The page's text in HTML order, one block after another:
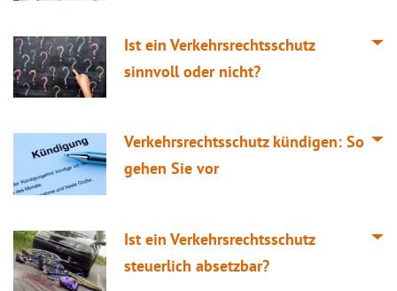
Ist ein Verkehrsrechtsschutz
sinnvoll oder nicht?
Verkehrsrechtsschutz kündigen: So
gehen Sie vor
Ist ein Verkehrsrechtsschutz
steuerlich absetzbar?